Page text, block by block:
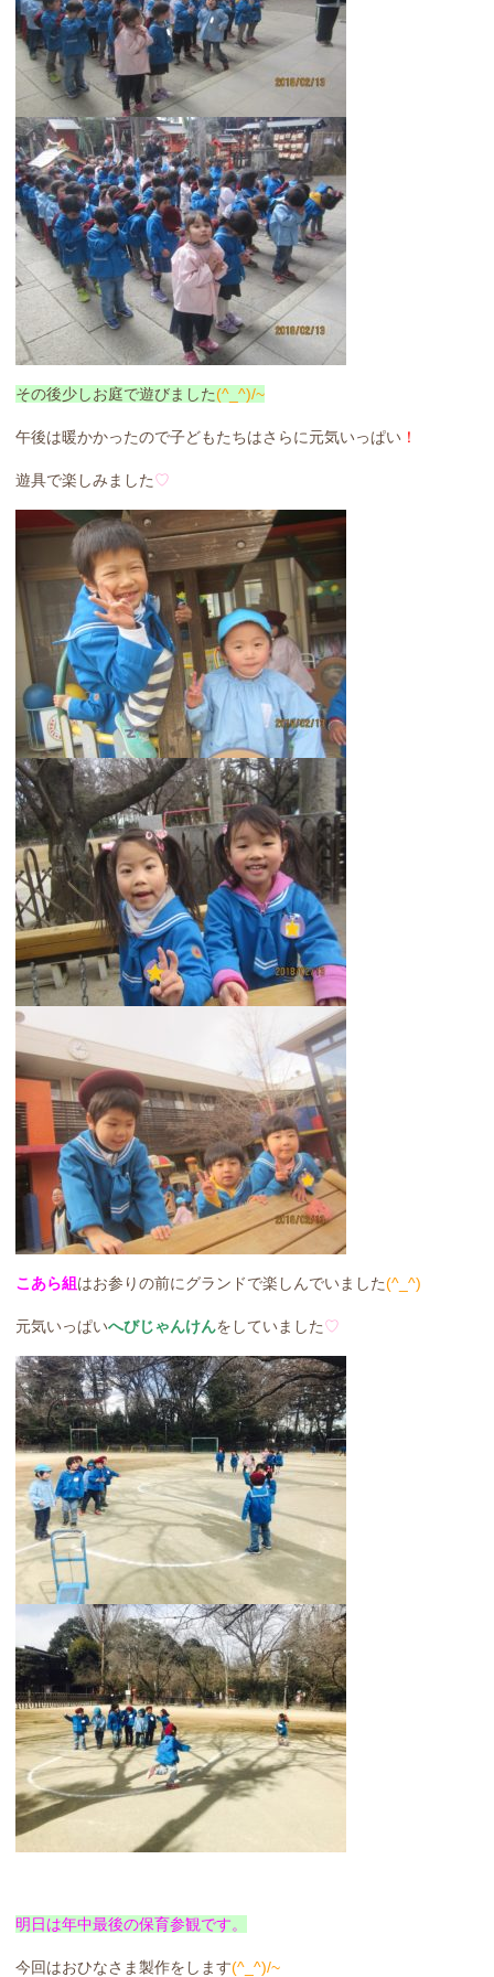
その後少しお庭で遊びました(^_^)/~
午後は暖かかったので子どもたちはさらに元気いっぱい ！
遊具で楽しみました♡
こあら組 はお参りの前にグランドで楽しんでいました(^_^)
元気いっぱいへびじゃんけんをしていました♡
明日は年中最後の保育参観です。
今回はおひなさま製作をします(^_^)/~